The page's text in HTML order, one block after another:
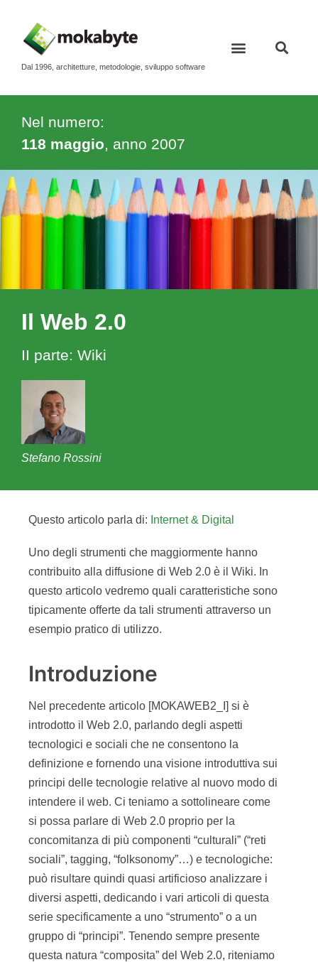
Dal 1996, architetture, metodologie, sviluppo software
Nel numero:
118 maggio, anno 2007
Il Web 2.0
II parte: Wiki
Stefano Rossini
Questo articolo parla di: Internet & Digital
Uno degli strumenti che maggiormente hanno
contribuito alla diffusione di Web 2.0 è il Wiki. In
questo articolo vedremo quali caratteristiche sono
tipicamente offerte da tali strumenti attraverso un
esempio pratico di utilizzo.
Introduzione
Nel precedente articolo [MOKAWEB2_I] si è
introdotto il Web 2.0, parlando degli aspetti
tecnologici e sociali che ne consentono la
definizione e fornendo una visione introduttiva sui
principi delle tecnologie relative al nuovo modo di
intendere il web. Ci teniamo a sottolineare come
si possa parlare di Web 2.0 proprio per la
concomitanza di più componenti “culturali” (“reti
sociali”, tagging, “folksonomy”…) e tecnologiche:
può risultare quindi quasi artificioso analizzare i
diversi aspetti, dedicando i vari articoli di questa
serie specificamente a uno “strumento” o a un
gruppo di “principi”. Tenendo sempre presente
questa natura “composita” del Web 2.0, riteniamo